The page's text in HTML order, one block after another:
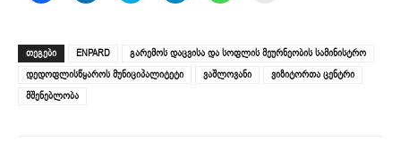
(Opens
in
new
window)
(Opens
in
new
window)
(Opens
in
new
window)
(Opens
in
new
window)
(Opens
in
new
window)
new
window)
ᲗᲔᲒᲔᲑᲘ ENPARD
გარემოს დაცვისა და სოფლის მეურნეობის სამინისტრო
დედოფლისწყაროს მუნიციპალიტეტი
ვაშლოვანი
ვიზიტორთა ცენტრი
მშენებლობა